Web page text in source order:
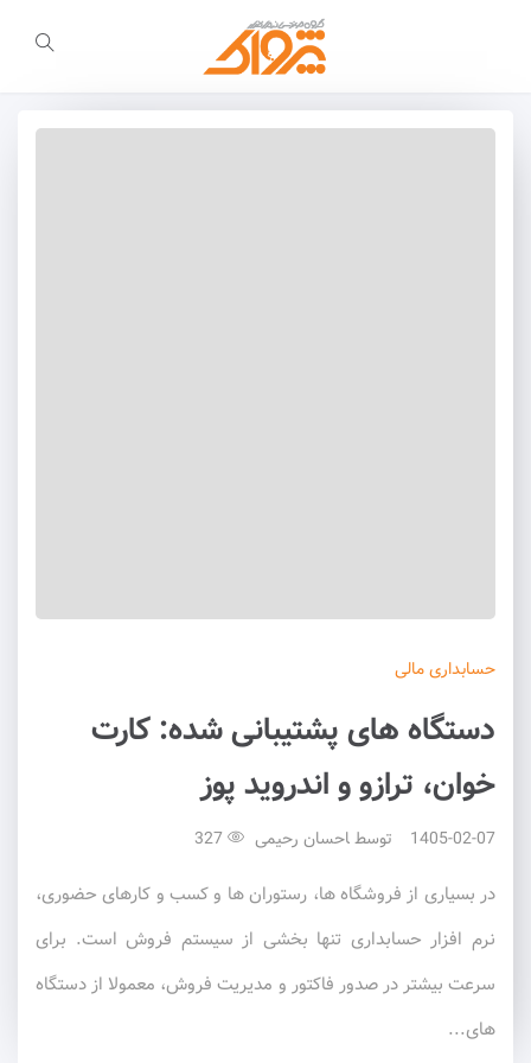
حسابداریمالی
دستگاه های پشتیبانی شده: کارت
خوان، ترازو و اندروید پوز
1405-02-07 توسط احسان رحیمی
در بسیاری از فروشگاه ها، رستوران ها و کسب و کارهای حضوری،
نرم افزار حسابداری تنها بخشی از سیستم فروش است. برای
سرعت بیشتر در صدور فاکتور و مدیریت فروش، معمولا از دستگاه
های...